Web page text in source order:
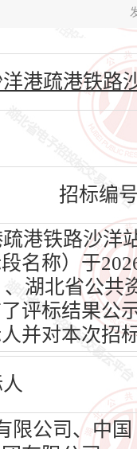
港疏港铁路
招标编
港铁路沙洋
名称）于
、湖北省公
评标结果公
并对本次招
限公司、中国